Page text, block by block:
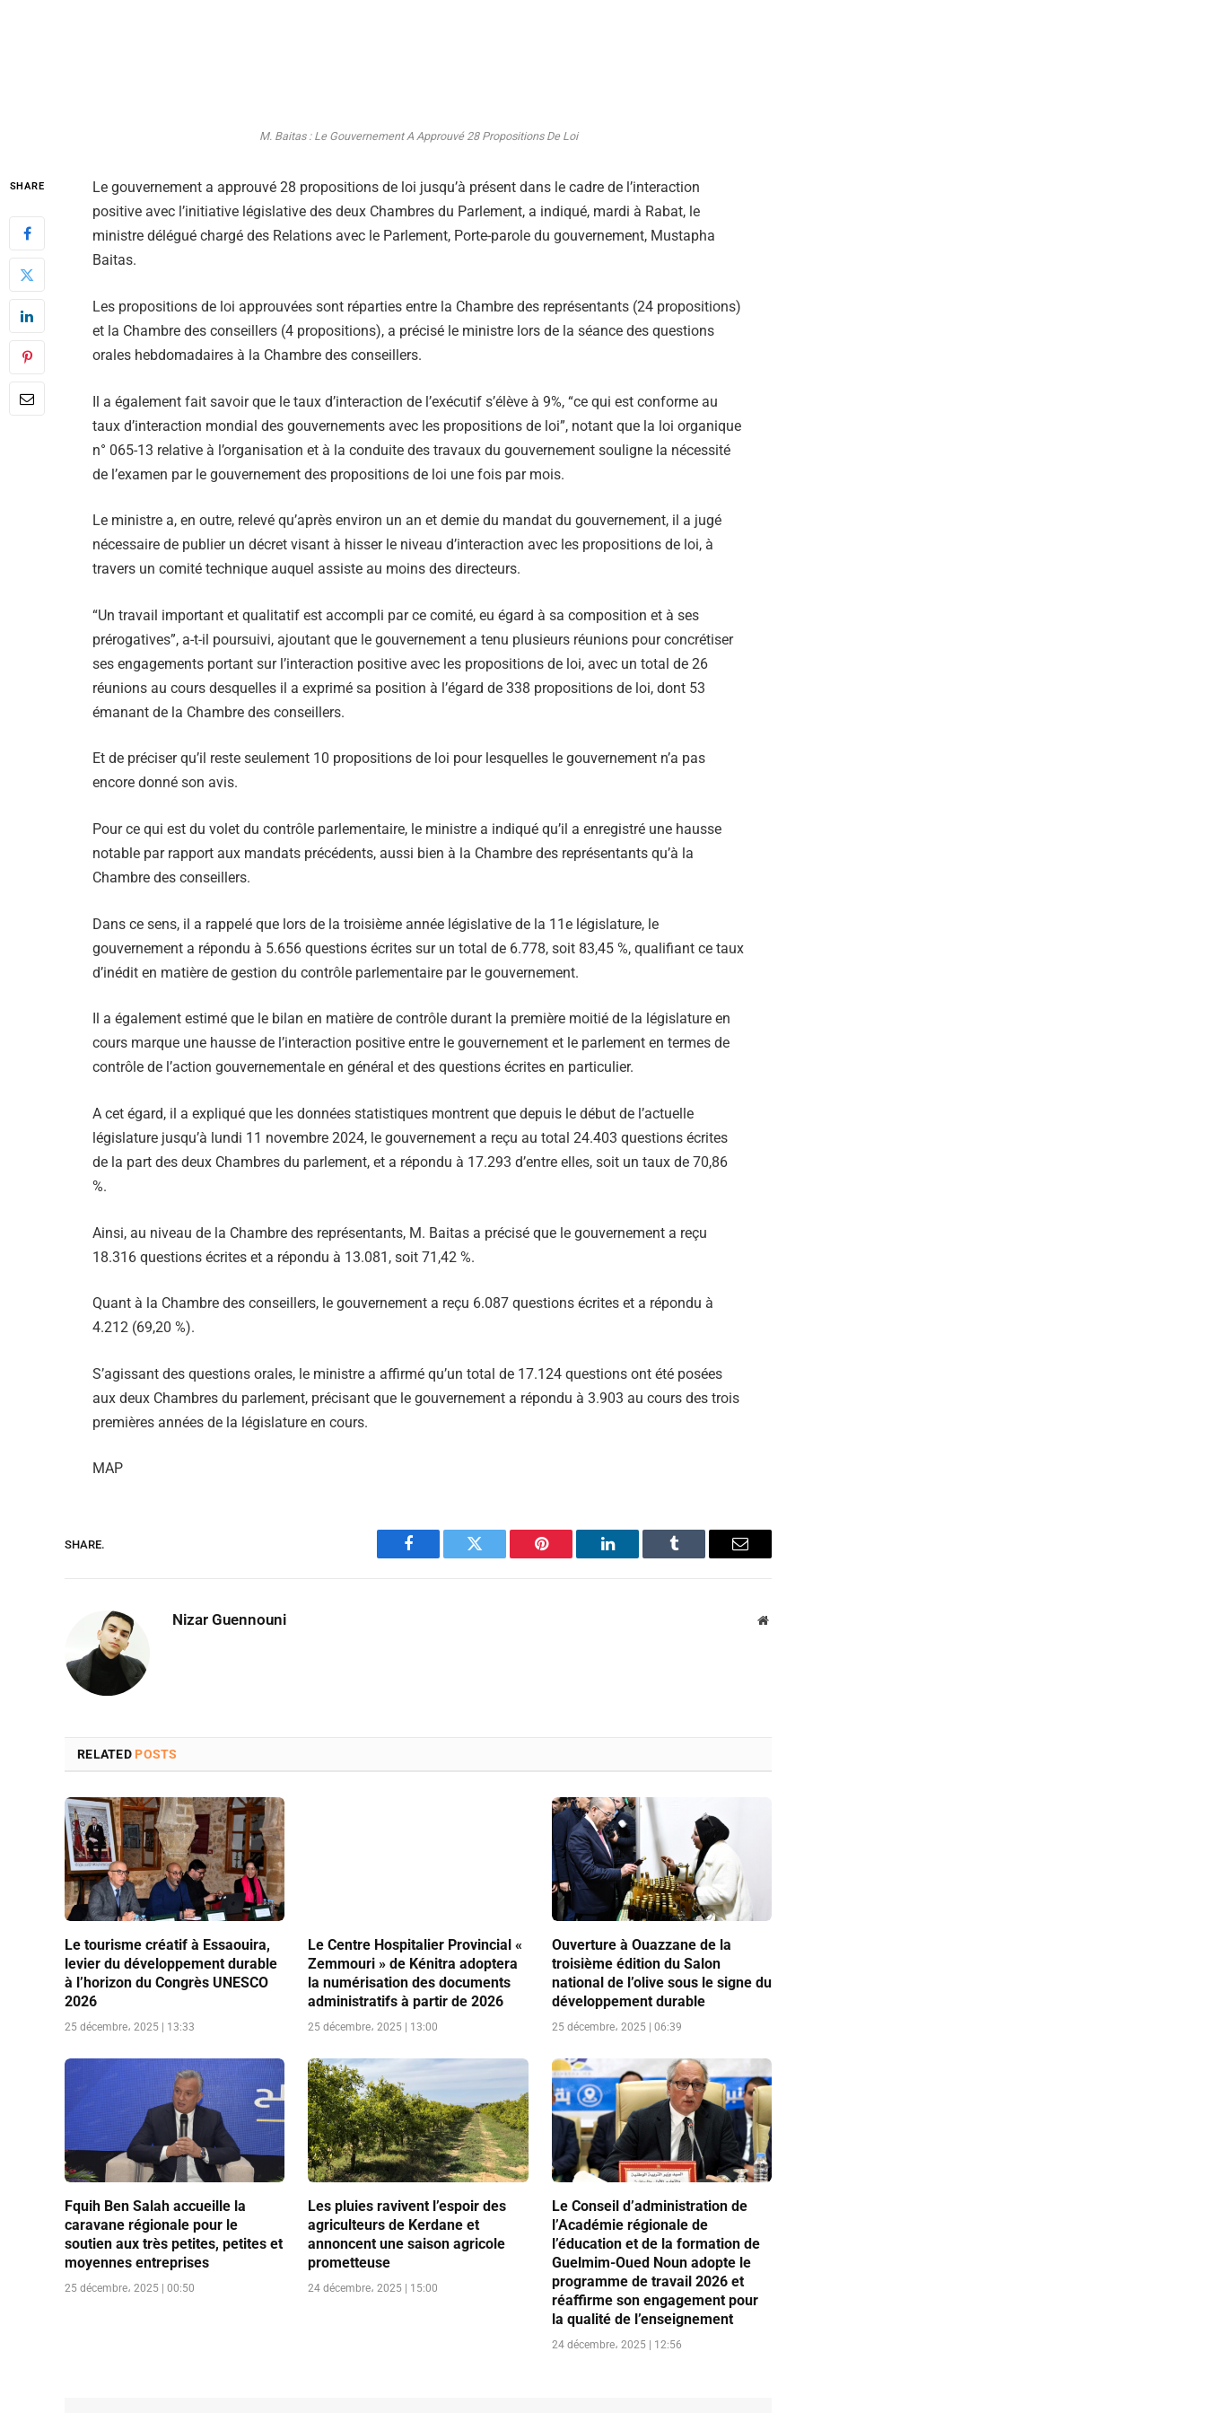
M. Baitas : Le Gouvernement A Approuvé 28 Propositions De Loi
SHARE
Le gouvernement a approuvé 28 propositions de loi jusqu’à présent dans le cadre de l’interaction
positive avec l’initiative législative des deux Chambres du Parlement, a indiqué, mardi à Rabat, le
ministre délégué chargé des Relations avec le Parlement, Porte-parole du gouvernement, Mustapha
Baitas.
Les propositions de loi approuvées sont réparties entre la Chambre des représentants (24 propositions)
et la Chambre des conseillers (4 propositions), a précisé le ministre lors de la séance des questions
orales hebdomadaires à la Chambre des conseillers.
Il a également fait savoir que le taux d’interaction de l’exécutif s’élève à 9%, “ce qui est conforme au
taux d’interaction mondial des gouvernements avec les propositions de loi”, notant que la loi organique
n° 065-13 relative à l’organisation et à la conduite des travaux du gouvernement souligne la nécessité
de l’examen par le gouvernement des propositions de loi une fois par mois.
Le ministre a, en outre, relevé qu’après environ un an et demie du mandat du gouvernement, il a jugé
nécessaire de publier un décret visant à hisser le niveau d’interaction avec les propositions de loi, à
travers un comité technique auquel assiste au moins des directeurs.
“Un travail important et qualitatif est accompli par ce comité, eu égard à sa composition et à ses
prérogatives”, a-t-il poursuivi, ajoutant que le gouvernement a tenu plusieurs réunions pour concrétiser
ses engagements portant sur l’interaction positive avec les propositions de loi, avec un total de 26
réunions au cours desquelles il a exprimé sa position à l’égard de 338 propositions de loi, dont 53
émanant de la Chambre des conseillers.
Et de préciser qu’il reste seulement 10 propositions de loi pour lesquelles le gouvernement n’a pas
encore donné son avis.
Pour ce qui est du volet du contrôle parlementaire, le ministre a indiqué qu’il a enregistré une hausse
notable par rapport aux mandats précédents, aussi bien à la Chambre des représentants qu’à la
Chambre des conseillers.
Dans ce sens, il a rappelé que lors de la troisième année législative de la 11e législature, le
gouvernement a répondu à 5.656 questions écrites sur un total de 6.778, soit 83,45 %, qualifiant ce taux
d’inédit en matière de gestion du contrôle parlementaire par le gouvernement.
Il a également estimé que le bilan en matière de contrôle durant la première moitié de la législature en
cours marque une hausse de l’interaction positive entre le gouvernement et le parlement en termes de
contrôle de l’action gouvernementale en général et des questions écrites en particulier.
A cet égard, il a expliqué que les données statistiques montrent que depuis le début de l’actuelle
législature jusqu’à lundi 11 novembre 2024, le gouvernement a reçu au total 24.403 questions écrites
de la part des deux Chambres du parlement, et a répondu à 17.293 d’entre elles, soit un taux de 70,86
%.
Ainsi, au niveau de la Chambre des représentants, M. Baitas a précisé que le gouvernement a reçu
18.316 questions écrites et a répondu à 13.081, soit 71,42 %.
Quant à la Chambre des conseillers, le gouvernement a reçu 6.087 questions écrites et a répondu à
4.212 (69,20 %).
S’agissant des questions orales, le ministre a affirmé qu’un total de 17.124 questions ont été posées
aux deux Chambres du parlement, précisant que le gouvernement a répondu à 3.903 au cours des trois
premières années de la législature en cours.
MAP
SHARE.
Facebook Twitter Pinterest LinkedIn Tumblr Email
Nizar Guennouni Website
RELATED POSTS
Le tourisme créatif à Essaouira,
levier du développement durable
à l’horizon du Congrès UNESCO
2026
25 décembre، 2025 | 13:33
Le Centre Hospitalier Provincial «
Zemmouri » de Kénitra adoptera
la numérisation des documents
administratifs à partir de 2026
25 décembre، 2025 | 13:00
Ouverture à Ouazzane de la
troisième édition du Salon
national de l’olive sous le signe du
développement durable
25 décembre، 2025 | 06:39
Fquih Ben Salah accueille la
caravane régionale pour le
soutien aux très petites, petites et
moyennes entreprises
25 décembre، 2025 | 00:50
Les pluies ravivent l’espoir des
agriculteurs de Kerdane et
annoncent une saison agricole
prometteuse
24 décembre، 2025 | 15:00
Le Conseil d’administration de
l’Académie régionale de
l’éducation et de la formation de
Guelmim-Oued Noun adopte le
programme de travail 2026 et
réaffirme son engagement pour
la qualité de l’enseignement
24 décembre، 2025 | 12:56